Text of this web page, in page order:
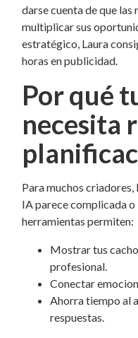
darse cuenta de que
multiplicar sus
estratégico, Laura
horas en publicidad.
Por qué
necesita
Para muchos criadores,
IA parece complicada o
herramientas permiten:
Mostrar tus
profesional.
Conectar
Ahorra tiempo al
respuestas.